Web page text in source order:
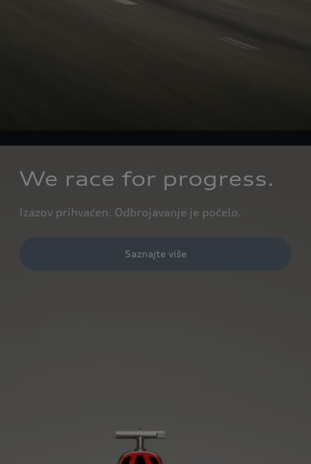
We race for progress.
Izazov prihvaćen. Odbrojavanje je počelo.
Saznajte više